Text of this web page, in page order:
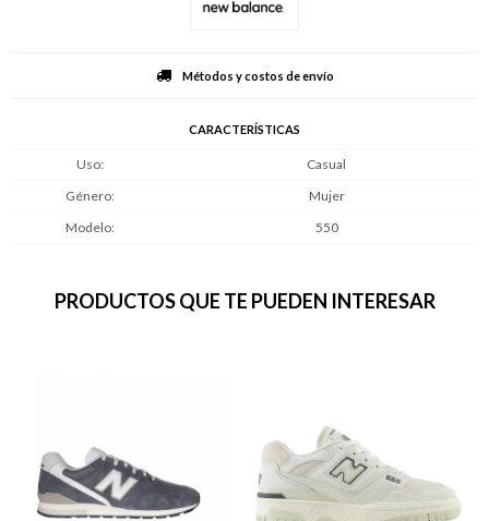
Métodos y costos de envío
CARACTERÍSTICAS
Uso
Casual
Género
Mujer
Modelo
550
PRODUCTOS QUE TE PUEDEN INTERESAR